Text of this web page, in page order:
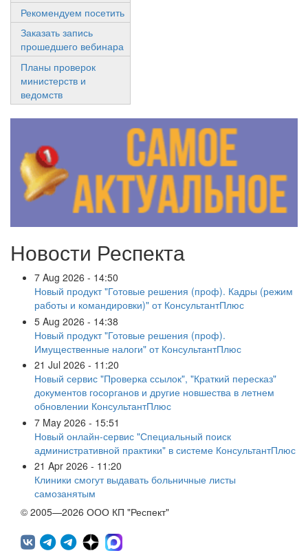
Рекомендуем посетить
Заказать запись
прошедшего вебинара
Планы проверок
министерств и
ведомств
Новости Респекта
7 Aug 2026 - 14:50
Новый продукт "Готовые решения (проф). Кадры (режим
работы и командировки)" от КонсультантПлюс
5 Aug 2026 - 14:38
Новый продукт "Готовые решения (проф).
Имущественные налоги" от КонсультантПлюс
21 Jul 2026 - 11:20
Новый сервис "Проверка ссылок", "Краткий пересказ"
документов госорганов и другие новшества в летнем
обновлении КонсультантПлюс
7 May 2026 - 15:51
Новый онлайн-сервис "Специальный поиск
административной практики" в системе КонсультантПлюс
21 Apr 2026 - 11:20
Клиники смогут выдавать больничные листы
самозанятым
© 2005—2026 ООО КП "Респект"